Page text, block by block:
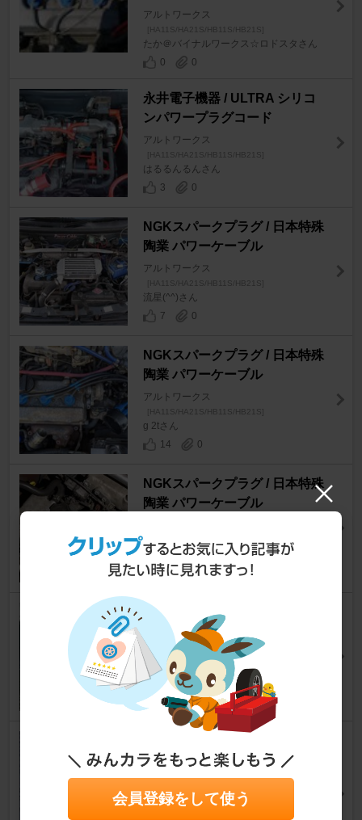
アルトワークス
[HA11S/HA21S/HB11S/HB21S]
たか＠バイナルワークス☆ロドスタさん
0
0
永井電子機器 / ULTRA シリコ
ンパワープラグコード
アルトワークス
[HA11S/HA21S/HB11S/HB21S]
はるるんるんさん
3
0
NGKスパークプラグ / 日本特殊
陶業 パワーケーブル
アルトワークス
[HA11S/HA21S/HB11S/HB21S]
流星(^^)さん
7
0
NGKスパークプラグ / 日本特殊
陶業 パワーケーブル
アルトワークス
[HA11S/HA21S/HB11S/HB21S]
g 2tさん
14
0
NGKスパークプラグ / 日本特殊
陶業 パワーケーブル
流星(^^)さん
13
0
JIC petit bullet
アルトワークス
[HA11S/HA21S/HB11S/HB21S]
Hasegawaさん
0
ショートタイプショックアブソ
ーバー
アルトワークス
会員登録をして使う